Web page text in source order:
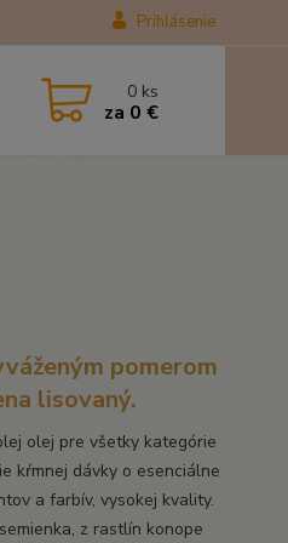
Prihlásenie
0 ks
za 0 €
pomerom
lisovaný.
olej pre všetky kategórie
kŕmnej dávky o esenciálne
a farbív, vysokej kvality.
z rastlín konope